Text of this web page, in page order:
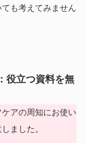
も考えてみません
役立つ資料を無
アの周知にお使い
ました。